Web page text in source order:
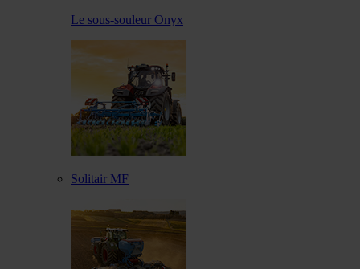
Le sous-souleur Onyx
Solitair MF